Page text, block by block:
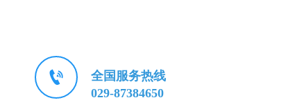

全国服务热线
029-87384650